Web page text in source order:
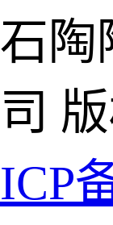
石陶
司
ICP